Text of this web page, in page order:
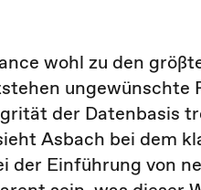
wohl zu den
ungewünschte
der Datenbasis
Asbach bei dem
der Einführung von